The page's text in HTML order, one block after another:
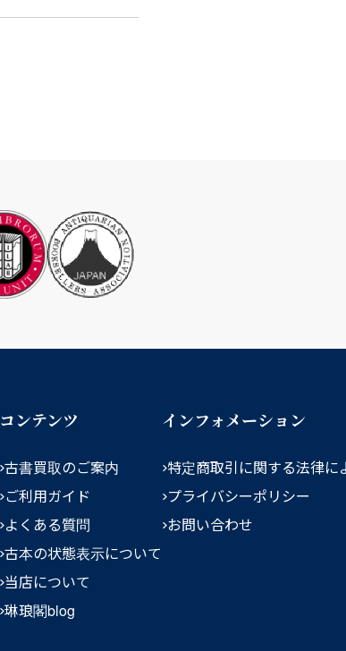
コンテンツ
古書買取のご案内
ご利用ガイド
よくある質問
古本の状態表示について
当店について
琳琅閣blog
インフォメーション
特定商取引に関する法律に
プライバシーポリシー
お問い合わせ